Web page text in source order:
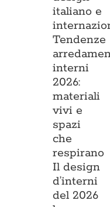
italiano e
Tendenze
interni
2026:
materiali
vivi e
spazi
che
respirano
Il design
d’interni
del 2026